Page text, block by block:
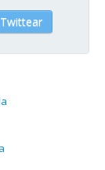
muy
las
se ha
europeos.
aprox.
CC
salud
Twittear